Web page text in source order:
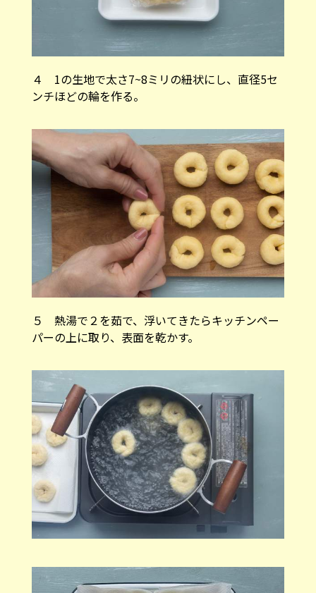
４ 1の生地で太さ7~8ミリの紐状にし、直径5セ
ンチほどの輪を作る。
５ 熱湯で２を茹で、浮いてきたらキッチンペー
パーの上に取り、表面を乾かす。